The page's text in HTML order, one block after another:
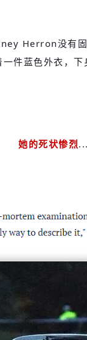
Herron没有固
件蓝色外衣，下
她的死状惨烈...